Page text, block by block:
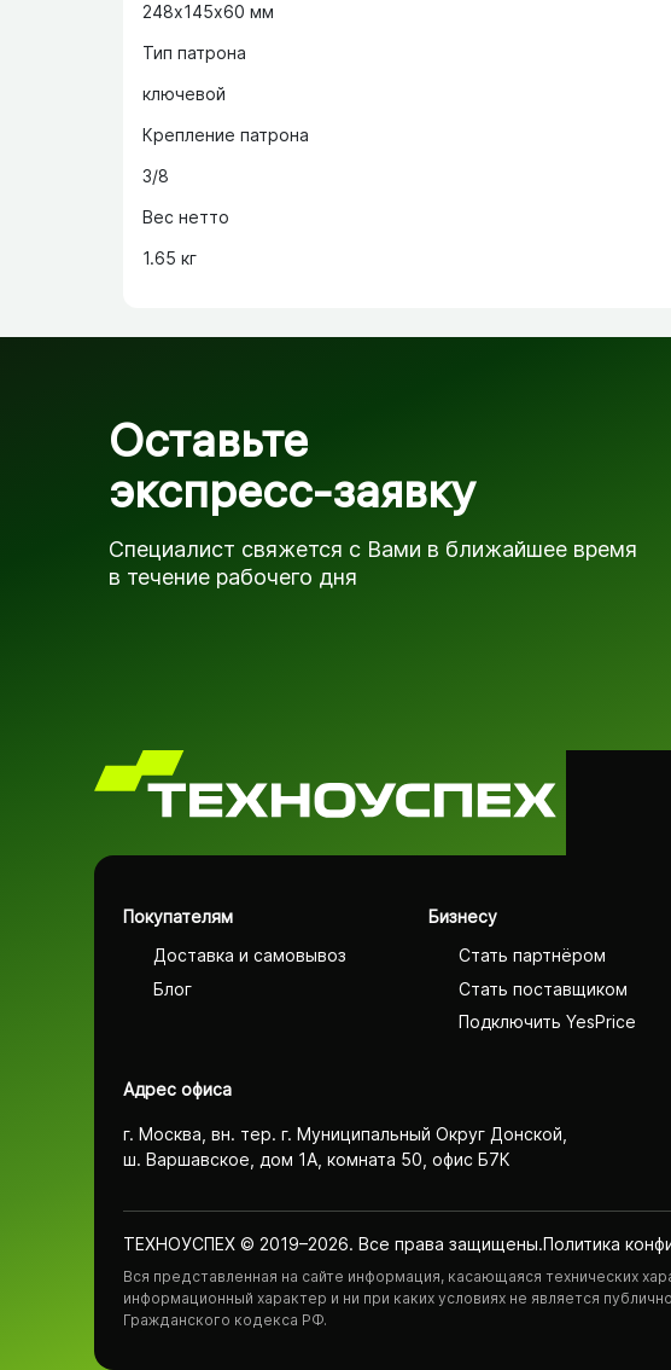
248х145х60 мм
Тип патрона
ключевой
Крепление патрона
3/8
Вес нетто
1.65 кг
Оставьте
экспресс-заявку
Специалист свяжется с Вами в ближайшее время
в течение рабочего дня
Покупателям
Доставка и самовывоз
Блог
Бизнесу
Стать партнёром
Стать поставщиком
Подключить YesPrice
Адрес офиса
г. Москва, вн. тер. г. Муниципальный Округ Донской,
ш. Варшавское, дом 1А, комната 50, офис Б7К
ТЕХНОУСПЕХ © 2019–2026. Все права защищены.Политика
Вся представленная на сайте информация, касающаяся технических
информационный характер и ни при каких условиях не является
Гражданского кодекса РФ.